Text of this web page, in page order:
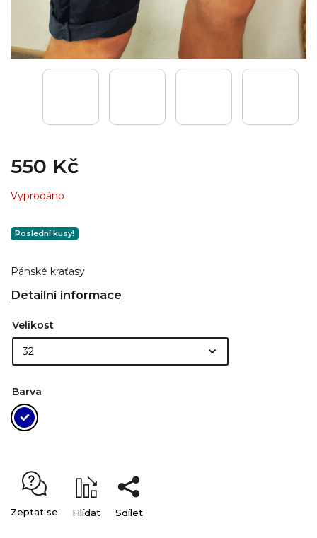
550 Kč
Vyprodáno
Pánské kraťasy
Detailní informace
Poslední kusy!
Velikost
Barva
Zeptat se Hlídat Sdílet